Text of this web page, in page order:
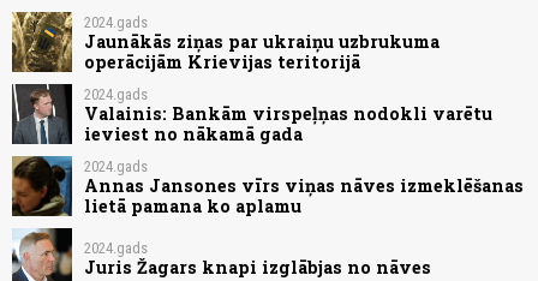
2024.gads
Jaunākās ziņas par ukraiņu uzbrukuma
operācijām Krievijas teritorijā
2024.gads
Valainis: Bankām virspeļņas nodokli varētu
ieviest no nākamā gada
2024.gads
Annas Jansones vīrs viņas nāves izmeklēšanas
lietā pamana ko aplamu
2024.gads
Juris Žagars knapi izglābjas no nāves